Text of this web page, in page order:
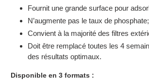
Fournit une grande surface pour
N’augmente pas le taux de phosphate;
Convient à la majorité des filtres
Doit être remplacé toutes les 4
des résultats optimaux.
Disponible en 3 formats :